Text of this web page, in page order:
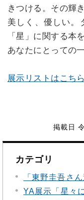
きつける。その輝
美しく、優しい。
「星」に関する本
あなたにとっての
展示リストはこちら
掲載日
カテゴリ
「東野圭吾さ
YA展示「星々